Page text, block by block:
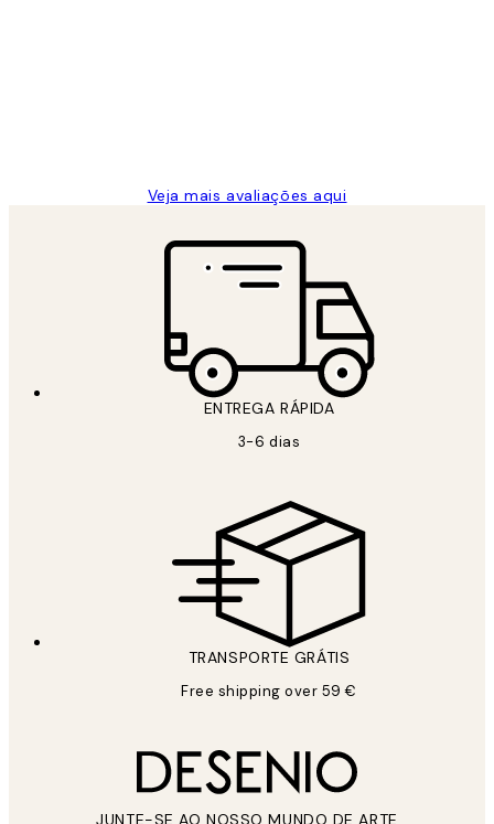
Veja mais avaliações aqui
ENTREGA RÁPIDA
3-6 dias
TRANSPORTE GRÁTIS
Free shipping over 59 €
JUNTE-SE AO NOSSO MUNDO DE ARTE